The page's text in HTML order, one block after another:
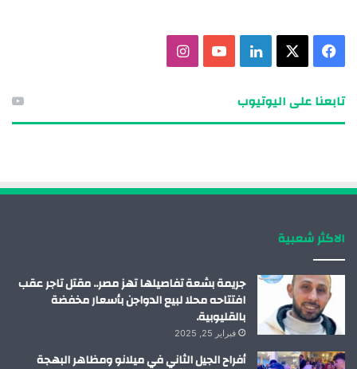
م
تابعنا على اليوتيوب
الاكثر شعبية
جريمة بشعة تفاصيلها تهز مصر.. مقتل تاجر عقب
افتتاحه محلا لبيع الدواجن بأسعار مخفضة
بالقليوبية.
فبراير 25, 2025
أفراح الجيل الثاني في ميلانو ومظاهر البهجة